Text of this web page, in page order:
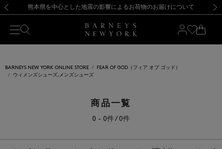
新規登録のお客様も対象！＜MY BARNEYS＞会員のお客様は11,000円（税込）以上のお買上げで常時送料無料！お買い物の際は会員登録を！
【夏季休業に伴う返品・交換承り一時停止のお知らせ】（2026.8.5）
熊本県を中心とした地震の影響によるお荷物のお届けについて
【開催中】SUMMER SALEのご案内・ご注意事項 新規登録のお客様も対象！＜MY BARNEYS＞会員のお客様は11,000円（税込）以上のお買上げで常時送料無料！お買い物の際は会員登録を！
【夏季休業に伴う返品・交換承り一時停止のお知らせ】（2026.8.5）
BARNEYS NEW YORK ONLINE STORE
FEAR OF GOD（フィア オブ ゴッド）
ウィメンズシューズ,メンズシューズ
商品一覧
0 - 0件 / 0件